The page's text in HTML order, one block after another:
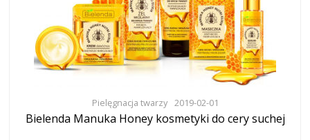
Pielęgnacja twarzy 2019-02-01
Bielenda Manuka Honey kosmetyki do cery suchej